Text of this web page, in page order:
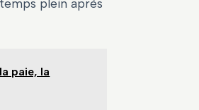
plein après
paie, la